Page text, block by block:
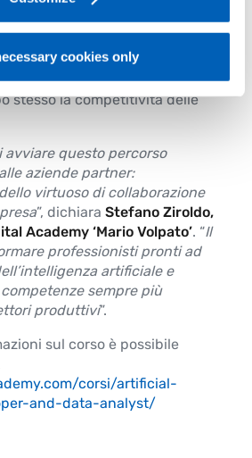
cookies only
“Artificial Intelligence Developer
anche nel territorio: un’azione
e trattenere giovani talenti,
stesso la competitività delle
avviare questo percorso
aziende partner:
virtuoso di collaborazione
”, dichiara Stefano Ziroldo,
Academy ‘Mario Volpato’. “Il
professionisti pronti ad
artificiale e
sempre più
produttivi”.
sul corso è possibile
corsi/artificial-
and-data-analyst/